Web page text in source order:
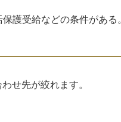
護受給などの条件がある。
せ先が絞れます。